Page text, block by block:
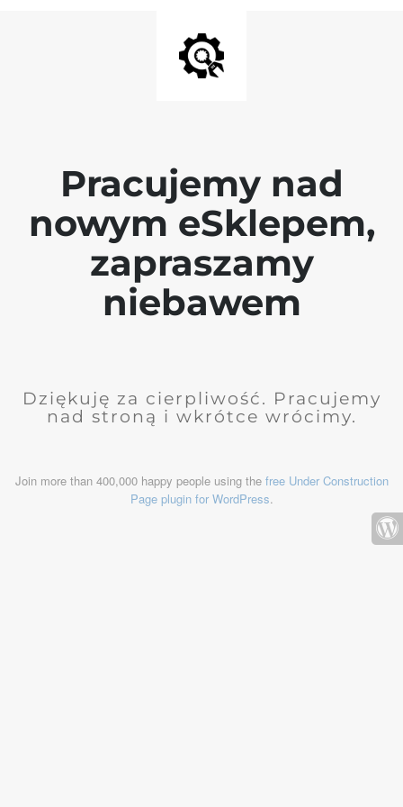
Pracujemy nad
nowym eSklepem,
zapraszamy
niebawem
Dziękuję za cierpliwość. Pracujemy
nad stroną i wkrótce wrócimy.
Join more than 400,000 happy people using the free Under Construction
Page plugin for WordPress.